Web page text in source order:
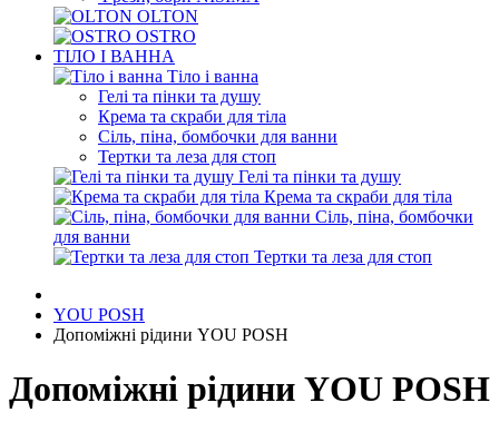
OLTON
OSTRO
ТІЛО І ВАННА
Тіло і ванна
Гелі та пінки та душу
Крема та скраби для тіла
Сіль, піна, бомбочки для ванни
Тертки та леза для стоп
Гелі та пінки та душу
Крема та скраби для тіла
Сіль, піна, бомбочки
для ванни
Тертки та леза для стоп
YOU POSH
Допоміжні рідини YOU POSH
Допоміжні рідини YOU POSH